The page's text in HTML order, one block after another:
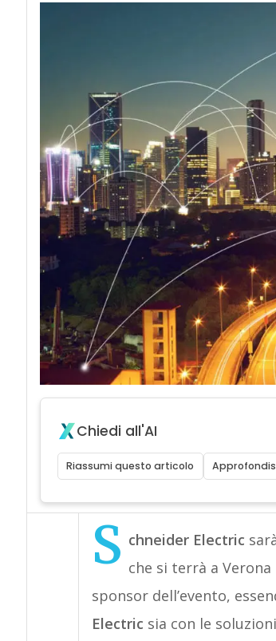
Chiedi all'AI
Riassumi questo articolo
S chneider Electric
che si terrà a
sponsor dell’evento,
Electric sia con le